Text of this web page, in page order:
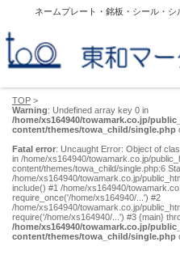
ネームプレート・銘板・シール・
TOP >
Warning: Undefined array key 0 in
/home/xs164940/towamark.co.jp/
content/themes/towa_child/single.php
Fatal error: Uncaught Error: Object of
in /home/xs164940/towamark.co.jp/
content/themes/towa_child/single.php:6
/home/xs164940/towamark.co.jp/
include() #1 /home/xs164940/
require_once('/home/xs164940/...') #2
/home/xs164940/towamark.co.jp/
require('/home/xs164940/...') #3 {main}
/home/xs164940/towamark.co.jp/
content/themes/towa_child/single.php